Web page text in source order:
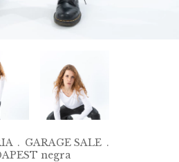
. GARAGE SALE .
negra